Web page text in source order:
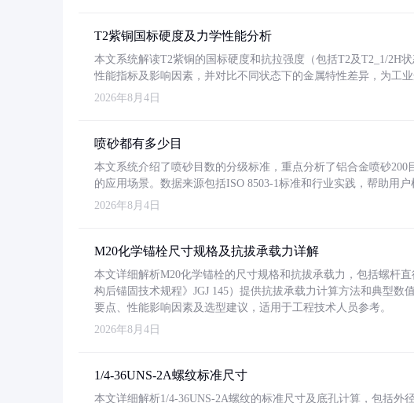
T2紫铜国标硬度及力学性能分析
本文系统解读T2紫铜的国标硬度和抗拉强度（包括T2及T2_1/2H
性能指标及影响因素，并对比不同状态下的金属特性差异，为工业
2026年8月4日
喷砂都有多少目
本文系统介绍了喷砂目数的分级标准，重点分析了铝合金喷砂
的应用场景。数据来源包括ISO 8503-1标准和行业实践，帮助用户
2026年8月4日
M20化学锚栓尺寸规格及抗拔承载力详解
本文详细解析M20化学锚栓的尺寸规格和抗拔承载力，包括螺杆
构后锚固技术规程》JGJ 145）提供抗拔承载力计算方法和典型数
要点、性能影响因素及选型建议，适用于工程技术人员参考。
2026年8月4日
1/4-36UNS-2A螺纹标准尺寸
本文详细解析1/4-36UNS-2A螺纹的标准尺寸及底孔计算，包括外